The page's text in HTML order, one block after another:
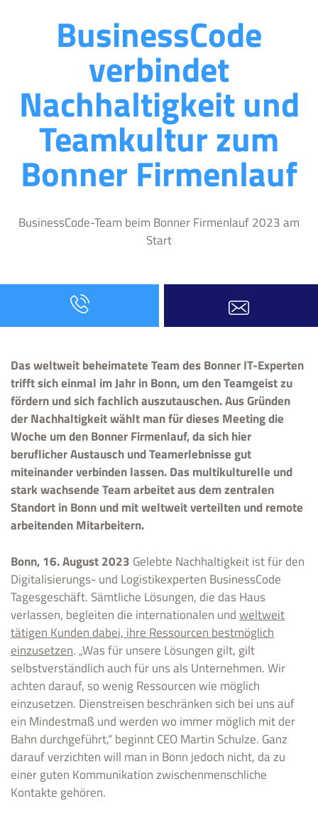
BusinessCode
verbindet
Nachhaltigkeit und
Teamkultur zum
Bonner Firmenlauf
BusinessCode-Team beim Bonner Firmenlauf 2023 am
Start
Das weltweit beheimatete Team des Bonner IT-Experten
trifft sich einmal im Jahr in Bonn, um den Teamgeist zu
fördern und sich fachlich auszutauschen. Aus Gründen
der Nachhaltigkeit wählt man für dieses Meeting die
Woche um den Bonner Firmenlauf, da sich hier
beruflicher Austausch und Teamerlebnisse gut
miteinander verbinden lassen. Das multikulturelle und
stark wachsende Team arbeitet aus dem zentralen
Standort in Bonn und mit weltweit verteilten und remote
arbeitenden Mitarbeitern.
Bonn, 16. August 2023 Gelebte Nachhaltigkeit ist für den
Digitalisierungs- und Logistikexperten BusinessCode
Tagesgeschäft. Sämtliche Lösungen, die das Haus
verlassen, begleiten die internationalen undweltweit
tätigen Kunden dabei, ihre Ressourcen bestmöglich
einzusetzen. „Was für unsere Lösungen gilt, gilt
selbstverständlich auch für uns als Unternehmen. Wir
achten darauf, so wenig Ressourcen wie möglich
einzusetzen. Dienstreisen beschränken sich bei uns auf
ein Mindestmaß und werden wo immer möglich mit der
Bahn durchgeführt,“ beginnt CEO Martin Schulze. Ganz
darauf verzichten will man in Bonn jedoch nicht, da zu
einer guten Kommunikation zwischenmenschliche
Kontakte gehören.